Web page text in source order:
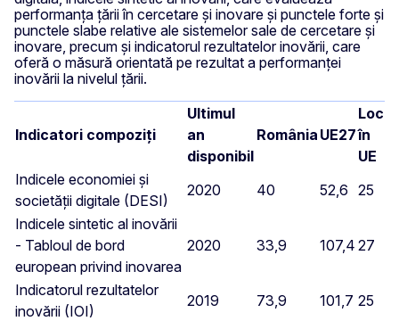
performanța țării în cercetare și inovare și punctele forte și
punctele slabe relative ale sistemelor sale de cercetare și
inovare, precum și indicatorul rezultatelor inovării, care
oferă o măsură orientată pe rezultat a performanței
inovării la nivelul țării.
Indicatori compoziți
Ultimul
an
disponibil
România UE27
Loc
în
UE
Indicele economiei și
societății digitale (DESI)
2020 40 52,6 25
Indicele sintetic al inovării
- Tabloul de bord
european privind inovarea
2020 33,9 107,4 27
Indicatorul rezultatelor
inovării (IOI)
2019 73,9 101,7 25